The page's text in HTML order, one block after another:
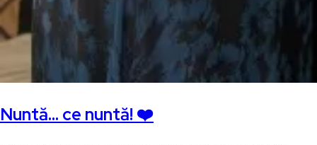
Nuntă… ce nuntă! ❤️